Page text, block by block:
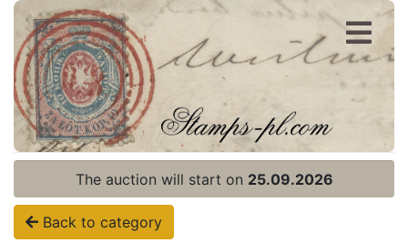
Register
Login
The auction will start on 25.09.2026
Back to category